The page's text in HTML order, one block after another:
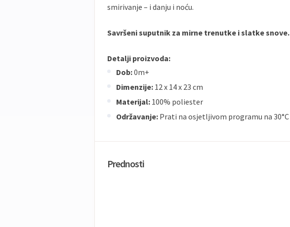
smirivanje – i danju i noću.
Savršeni suputnik za mirne trenutke i slatke snove.
Detalji proizvoda:
Dob:0m+
Dimenzije: 12 x 14 x 23 cm
Materijal: 100% poliester
Održavanje: Prati na osjetljivom programu na 30°C
Prednosti